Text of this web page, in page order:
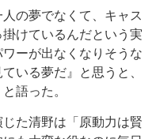
の夢でなくて、キャス
けているんだという実
ーが出なくなりそうな
いる夢だ』と思うと、
語った。
た清野は「原動力は賢